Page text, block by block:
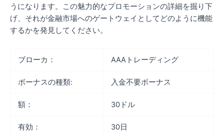
うになります。この魅力的なプロモーションの詳細を掘り下
げ、それが金融市場へのゲートウェイとしてどのように機能
するかを発見してください。
ブローカ： AAAトレーディング
ボーナスの種類: 入金不要ボーナス
額： 30ドル
有効： 30日